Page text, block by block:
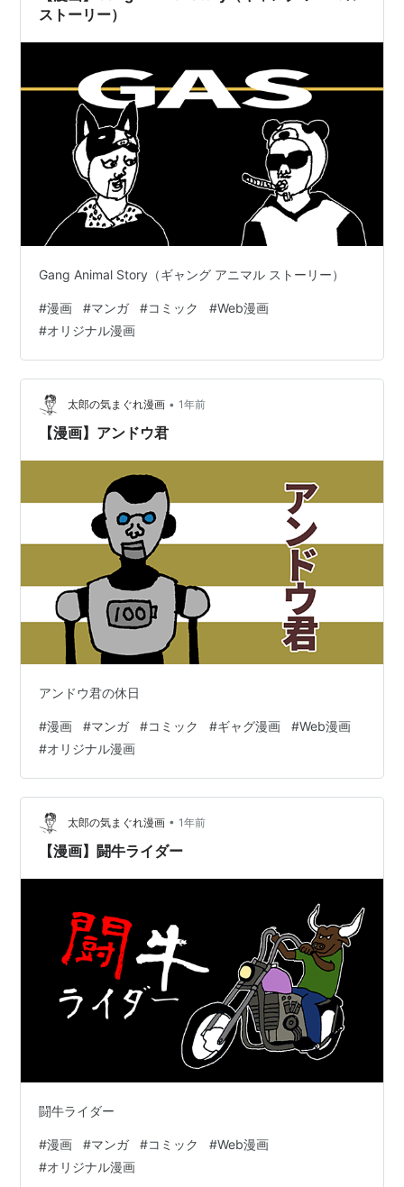
ストーリー）
Gang Animal Story（ギャング アニマル ストーリー）
#漫画 #マンガ #コミック #Web漫画
#オリジナル漫画
太郎の気まぐれ漫画 • 1年前
【漫画】アンドウ君
アンドウ君の休日
#漫画 #マンガ #コミック #ギャグ漫画 #Web漫画
#オリジナル漫画
太郎の気まぐれ漫画 • 1年前
【漫画】闘牛ライダー
闘牛ライダー
#漫画 #マンガ #コミック #Web漫画
#オリジナル漫画